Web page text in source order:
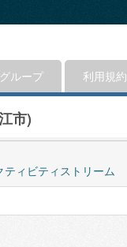
グループ 利用規約
市)
ティビティストリーム